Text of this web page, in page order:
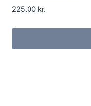
225.00 kr.